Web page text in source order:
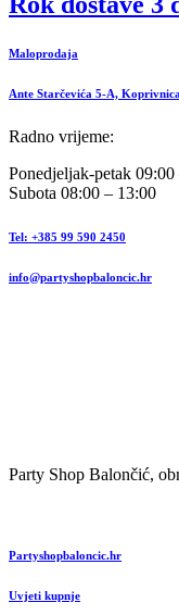
Maloprodaja
Ante Starčevića 5-A,
Radno vrijeme:
Ponedjeljak-petak
Subota 08:00 – 13:00
Tel: +385 99 590 2450
info@partyshopbaloncic.hr
Party Shop Balončić,
Partyshopbaloncic.hr
Uvjeti kupnje